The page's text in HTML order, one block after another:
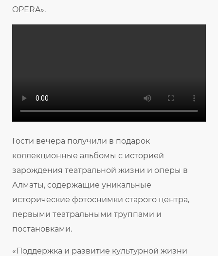
OPERA».
Гости вечера получили в подарок
коллекционные альбомы с историей
зарождения театральной жизни и оперы в
Алматы, содержащие уникальные
исторические фотоснимки старого центра,
первыми театральными труппами и
постановками.
«Поддержка и развитие культурной жизни